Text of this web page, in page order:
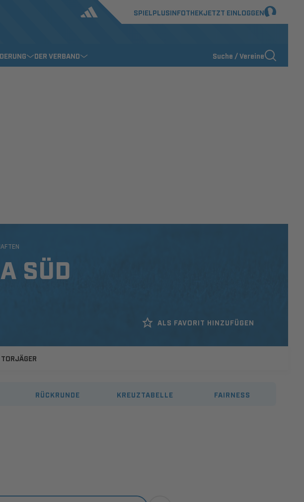
SPIELPLUSINFOTHEKJETZT EINLOGGEN
DER VERBAND Suche / Vereine
SÜD
ALS FAVORIT HINZUFÜGEN
TORJÄGER
RÜCKRUNDE KREUZTABELLE FAIRNESS